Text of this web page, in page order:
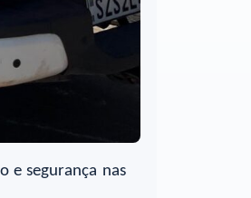
e segurança nas